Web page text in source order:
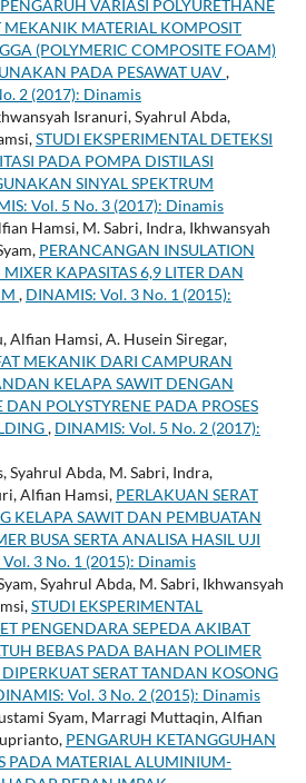
PENGARUH VARIASI POLYURETHANE
MEKANIK MATERIAL KOMPOSIT
(POLYMERIC COMPOSITE FOAM)
PADA PESAWAT UAV,
2 (2017): Dinamis
Isranuri, Syahrul Abda,
STUDI EKSPERIMENTAL DETEKSI
PADA POMPA DISTILASI
SINYAL SPEKTRUM
Vol. 5 No. 3 (2017): Dinamis
Hamsi, M. Sabri, Indra, Ikhwansyah
PERANCANGAN INSULATION
KAPASITAS 6,9 LITER DAN
, DINAMIS: Vol. 3 No. 1 (2015):
Alfian Hamsi, A. Husein Siregar,
MEKANIK DARI CAMPURAN
KELAPA SAWIT DENGAN
DAN POLYSTYRENE PADA PROSES
, DINAMIS: Vol. 5 No. 2 (2017):
Syahrul Abda, M. Sabri, Indra,
Alfian Hamsi, PERLAKUAN SERAT
KELAPA SAWIT DAN PEMBUATAN
BUSA SERTA ANALISA HASIL UJI
3 No. 1 (2015): Dinamis
Syahrul Abda, M. Sabri, Ikhwansyah
STUDI EKSPERIMENTAL
PENGENDARA SEPEDA AKIBAT
BEBAS PADA BAHAN POLIMER
SERAT TANDAN KOSONG
Vol. 3 No. 2 (2015): Dinamis
Syam, Marragi Muttaqin, Alfian
PENGARUH KETANGGUHAN
PADA MATERIAL ALUMINIUM-